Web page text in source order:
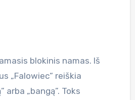
„Falowiec“ reiškia
arba „bangą”. Toks